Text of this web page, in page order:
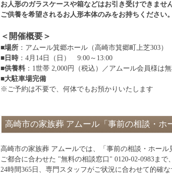
お人形のガラスケースや箱などはお引き受けできません
ご供養を希望されるお人形本体のみをお持ちください。
＜開催概要＞
■場所 ：アムール箕郷ホール（高崎市箕郷町上芝303）
■日時 ：4月14日（日） 9:00～13:00
■供養料 ：1世帯 2,000円（税込）／アムール会員様は
■大駐車場完備
※ご予約は不要で、何体でもお預かりいたします
高崎市の家族葬 アムール「事前の相談・ホ
高崎市の家族葬 アムールでは、「事前の相談・ホール
ご都合に合わせた "無料の相談窓口" 0120-02-0983まで
24時間365日、専門スタッフがご状況に合わせて的確な